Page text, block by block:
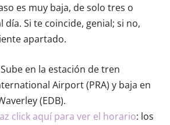
es muy baja, de solo tres o
Si te coincide, genial; si no,
apartado.
Sube en la estación de tren
Airport (PRA) y baja en
(EDB).
click aquí para ver el horario: los